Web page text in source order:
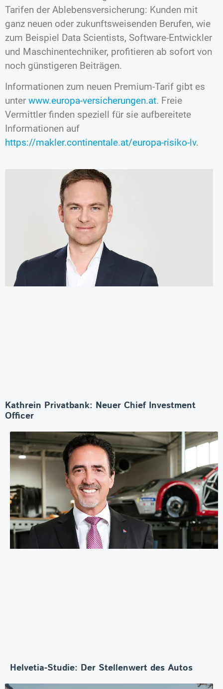
Tarifen der Ablebensversicherung: Kunden mit
ganz neuen oder zukunftsweisenden Berufen, wie
zum Beispiel Data Scientists, Software-Entwickler
und Maschinentechniker, profitieren ab sofort von
noch günstigeren Beiträgen.
Informationen zum neuen Premium-Tarif gibt es
unter www.europa-versicherungen.at. Freie
Vermittler finden speziell für sie aufbereitete
Informationen auf
https://makler.continentale.at/europa-risiko-lv.
Kathrein Privatbank: Neuer Chief Investment
Officer
Helvetia-Studie: Der Stellenwert des Autos